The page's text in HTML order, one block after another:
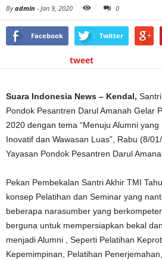
Byadmin - Jan 9, 2020 0
Facebook Twitter
tweet
Suara Indonesia News – Kendal,
Pondok Pesantren Darul Amanah Gelar
2020 dengan tema “Menuju Alumni yang
Inovatif dan Wawasan Luas”, Rabu (8/
Yayasan Pondok Pesantren Darul
Pekan Pembekalan Santri Akhir TMI
konsep Pelatihan dan Seminar yang
beberapa narasumber yang
berguna untuk mempersiapkan bekal
menjadi Alumni , Seperti Pelatihan
Kepemimpinan, Pelatihan